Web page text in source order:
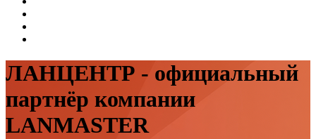
ЛАНЦЕНТР - официальный
партнёр компании
LANMASTER